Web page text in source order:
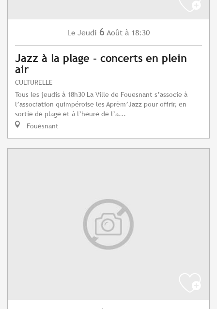
Le Jeudi 6 Août à 18:30
Jazz à la plage - concerts en plein
air
CULTURELLE
Tous les jeudis à 18h30 La Ville de Fouesnant s’associe à
l’association quimpéroise les Aprèm’Jazz pour offrir, en
sortie de plage et à l’heure de l’a...
Fouesnant